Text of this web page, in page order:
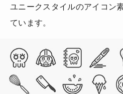
ユニークスタイルのアイコン
ています。